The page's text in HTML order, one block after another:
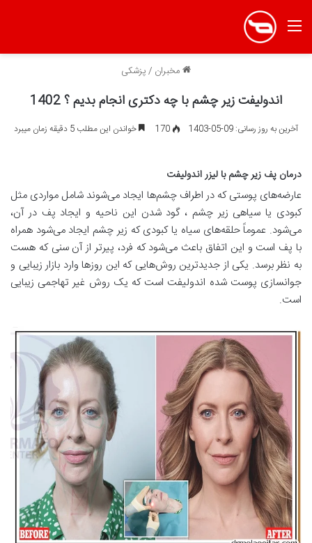
منو
مخبران /پزشکی
اندولیفت زیر چشم با چه دکتری انجام بدیم ؟ 1402
آخرین به روز رسانی: 09-05-1403 170 خواندن این مطلب 5 دقیقه زمان میبرد
درمان پف زیر چشم با لیزر اندولیفت
عارضه‌های پوستی‌ که در اطراف چشم‌ها ایجاد می‌شوند شامل مواردی مثل
کبودی یا سیاهی زیر چشم ، گود شدن این ناحیه و ایجاد پف در آن،
می‌شود. عموماً حلقه‌های سیاه یا کبودی‌ که زیر چشم ایجاد می‌شود همراه
با پف است و این اتفاق باعث می‌شود که فرد، پیرتر از آن سنی که هست
به نظر برسد. یکی از جدیدترین روش‌هایی که این روزها وارد بازار زیبایی و
جوانسازی پوست شده اندولیفت است که یک روش غیر تهاجمی زیبایی
است.